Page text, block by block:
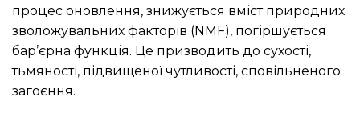
процес оновлення, знижується вміст природних
зволожувальних факторів (NMF), погіршується
бар’єрна функція. Це призводить до сухості,
тьмяності, підвищеної чутливості, сповільненого
загоєння.